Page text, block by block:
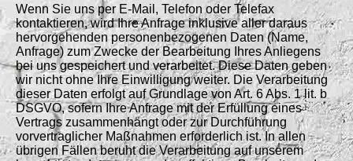
Wenn Sie uns per E-Mail, Telefon oder Telefax
kontaktieren, wird Ihre Anfrage inklusive aller daraus
hervorgehenden personenbezogenen Daten (Name,
Anfrage) zum Zwecke der Bearbeitung Ihres Anliegens
bei uns gespeichert und verarbeitet. Diese Daten geben
wir nicht ohne Ihre Einwilligung weiter. Die Verarbeitung
dieser Daten erfolgt auf Grundlage von Art. 6 Abs. 1 lit. b
DSGVO, sofern Ihre Anfrage mit der Erfüllung eines
Vertrags zusammenhängt oder zur Durchführung
vorvertraglicher Maßnahmen erforderlich ist. In allen
übrigen Fällen beruht die Verarbeitung auf unserem